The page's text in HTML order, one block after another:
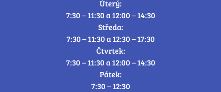
Úterý:
7:30 – 11:30 a 12:00 – 14:30
Středa:
7:30 – 11:30 a 12:30 – 17:30
Čtvrtek:
7:30 – 11:30 a 12:00 – 14:30
Pátek:
7:30 – 12:30